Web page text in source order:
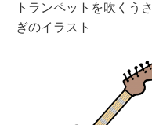
トランペットを吹くうさ
ぎのイラスト